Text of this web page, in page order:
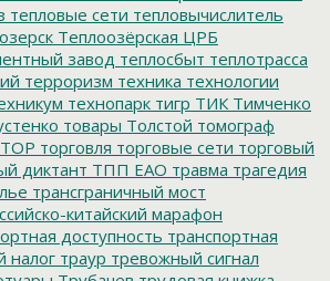
тепловые сети тепловычислитель
Теплоозёрская ЦРБ
завод теплосбыт теплотрасса
терроризм техника технологии
технопарк тигр ТИК Тимченко
товары Толстой томограф
ТОР торговля торговые сети торговый
диктант ТПП ЕАО травма трагедия
трансграничный мост
китайский марафон
доступность транспортная
налог траур тревожный сигнал